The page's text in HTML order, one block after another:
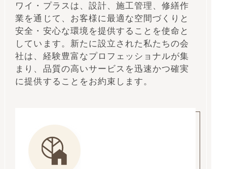
ワイ・プラスは、設計、施工管理、修繕作
業を通じて、お客様に最適な空間づくりと
安全・安心な環境を提供することを使命と
しています。新たに設立された私たちの会
社は、経験豊富なプロフェッショナルが集
まり、品質の高いサービスを迅速かつ確実
に提供することをお約束します。